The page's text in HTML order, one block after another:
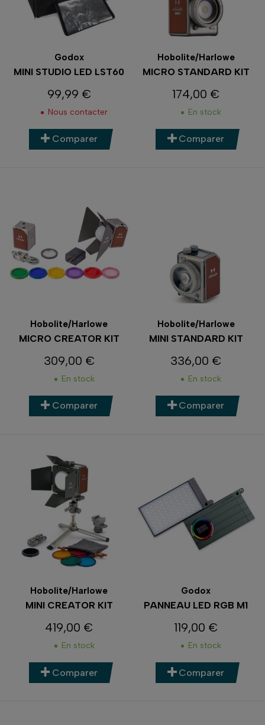
Godox
MINI STUDIO LED LST60
Prix
99,99 €
Nous contacter
Comparer
Hobolite/Harlowe
MICRO STANDARD KIT
Prix
174,00 €
En stock
Comparer
Hobolite/Harlowe
MICRO CREATOR KIT
Prix
309,00 €
En stock
Comparer
Hobolite/Harlowe
MINI STANDARD KIT
Prix
336,00 €
En stock
Comparer
Hobolite/Harlowe
MINI CREATOR KIT
Prix
419,00 €
En stock
Comparer
Godox
PANNEAU LED RGB M1
Prix
119,00 €
En stock
Comparer